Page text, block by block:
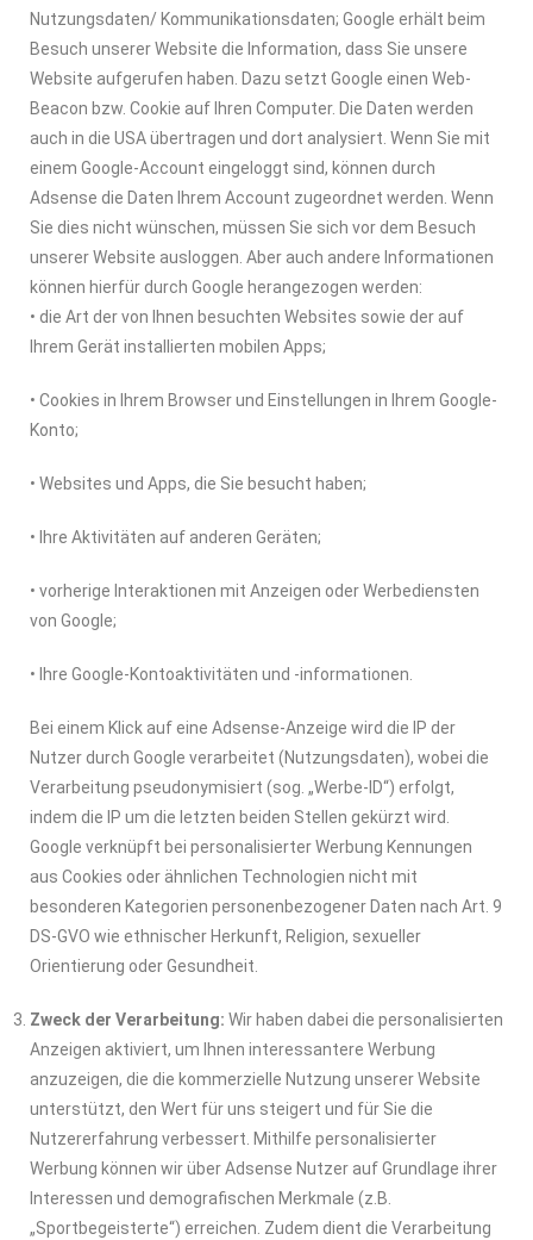
Nutzungsdaten/ Kommunikationsdaten; Google erhält beim
Besuch unserer Website die Information, dass Sie unsere
Website aufgerufen haben. Dazu setzt Google einen Web-
Beacon bzw. Cookie auf Ihren Computer. Die Daten werden
auch in die USA übertragen und dort analysiert. Wenn Sie mit
einem Google-Account eingeloggt sind, können durch
Adsense die Daten Ihrem Account zugeordnet werden. Wenn
Sie dies nicht wünschen, müssen Sie sich vor dem Besuch
unserer Website ausloggen. Aber auch andere Informationen
können hierfür durch Google herangezogen werden:
• die Art der von Ihnen besuchten Websites sowie der auf
Ihrem Gerät installierten mobilen Apps;
• Cookies in Ihrem Browser und Einstellungen in Ihrem Google-
Konto;
• Websites und Apps, die Sie besucht haben;
• Ihre Aktivitäten auf anderen Geräten;
• vorherige Interaktionen mit Anzeigen oder Werbediensten
von Google;
• Ihre Google-Kontoaktivitäten und -informationen.
Bei einem Klick auf eine Adsense-Anzeige wird die IP der
Nutzer durch Google verarbeitet (Nutzungsdaten), wobei die
Verarbeitung pseudonymisiert (sog. „Werbe-ID“) erfolgt,
indem die IP um die letzten beiden Stellen gekürzt wird.
Google verknüpft bei personalisierter Werbung Kennungen
aus Cookies oder ähnlichen Technologien nicht mit
besonderen Kategorien personenbezogener Daten nach Art. 9
DS-GVO wie ethnischer Herkunft, Religion, sexueller
Orientierung oder Gesundheit.
Zweck der Verarbeitung: Wir haben dabei die personalisierten
Anzeigen aktiviert, um Ihnen interessantere Werbung
anzuzeigen, die die kommerzielle Nutzung unserer Website
unterstützt, den Wert für uns steigert und für Sie die
Nutzererfahrung verbessert. Mithilfe personalisierter
Werbung können wir über Adsense Nutzer auf Grundlage ihrer
Interessen und demografischen Merkmale (z.B.
„Sportbegeisterte“) erreichen. Zudem dient die Verarbeitung